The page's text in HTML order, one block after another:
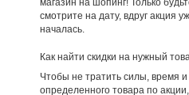
смотрите на дату, вдруг акция
началась.
Как найти скидки на нужный
Чтобы не тратить силы, время и
определенного товара по